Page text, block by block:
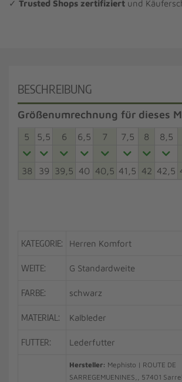
✓ Trusted Shops zertifiziert und
BESCHREIBUNG
Größenumrechnung für dieses
5 5,5 6 6,5 7 7,5 8 8,5
38 39 39,5 40 40,5 41,5 42 42,5
KATEGORIE: Herren Komfort
WEITE: G Standardweite
FARBE: schwarz
MATERIAL: Kalbleder
FUTTER: Lederfutter
Hersteller: Mephisto | ROUTE DE
SARREGEMUENINES,, 57401